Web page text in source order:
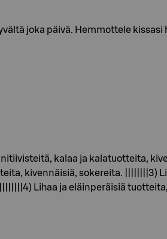
joka päivä. Hemmottele
kalaa ja kalatuotteita,
kivennäisiä, sokereita. ||||||||3)
Lihaa ja eläinperäisiä